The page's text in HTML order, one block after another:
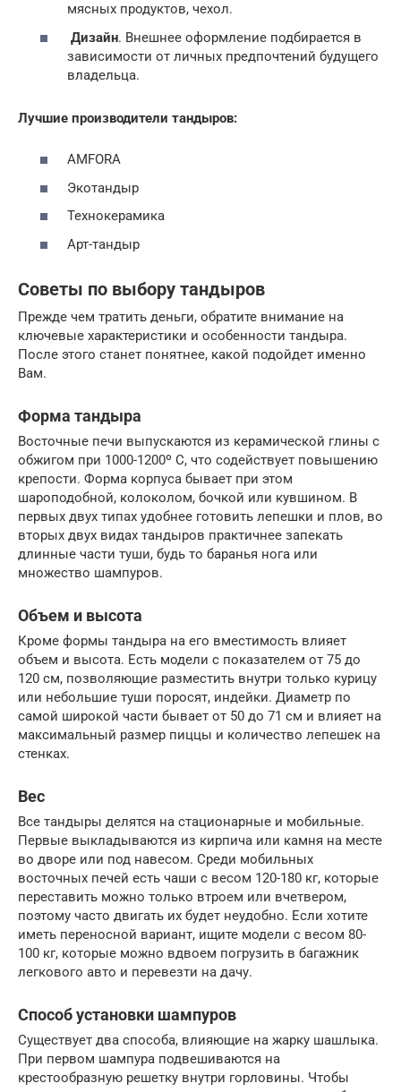
мясных продуктов, чехол.
Дизайн. Внешнее оформление подбирается в
зависимости от личных предпочтений будущего
владельца.
Лучшие производители тандыров:
AMFORA
Экотандыр
Технокерамика
Арт-тандыр
Советы по выбору тандыров
Прежде чем тратить деньги, обратите внимание на
ключевые характеристики и особенности тандыра.
После этого станет понятнее, какой подойдет именно
Вам.
Форма тандыра
Восточные печи выпускаются из керамической глины с
обжигом при 1000-1200º С, что содействует повышению
крепости. Форма корпуса бывает при этом
шароподобной, колоколом, бочкой или кувшином. В
первых двух типах удобнее готовить лепешки и плов, во
вторых двух видах тандыров практичнее запекать
длинные части туши, будь то баранья нога или
множество шампуров.
Объем и высота
Кроме формы тандыра на его вместимость влияет
объем и высота. Есть модели с показателем от 75 до
120 см, позволяющие разместить внутри только курицу
или небольшие туши поросят, индейки. Диаметр по
самой широкой части бывает от 50 до 71 см и влияет на
максимальный размер пиццы и количество лепешек на
стенках.
Вес
Все тандыры делятся на стационарные и мобильные.
Первые выкладываются из кирпича или камня на месте
во дворе или под навесом. Среди мобильных
восточных печей есть чаши с весом 120-180 кг, которые
переставить можно только втроем или вчетвером,
поэтому часто двигать их будет неудобно. Если хотите
иметь переносной вариант, ищите модели с весом 80-
100 кг, которые можно вдвоем погрузить в багажник
легкового авто и перевезти на дачу.
Способ установки шампуров
Существует два способа, влияющие на жарку шашлыка.
При первом шампура подвешиваются на
крестообразную решетку внутри горловины. Чтобы